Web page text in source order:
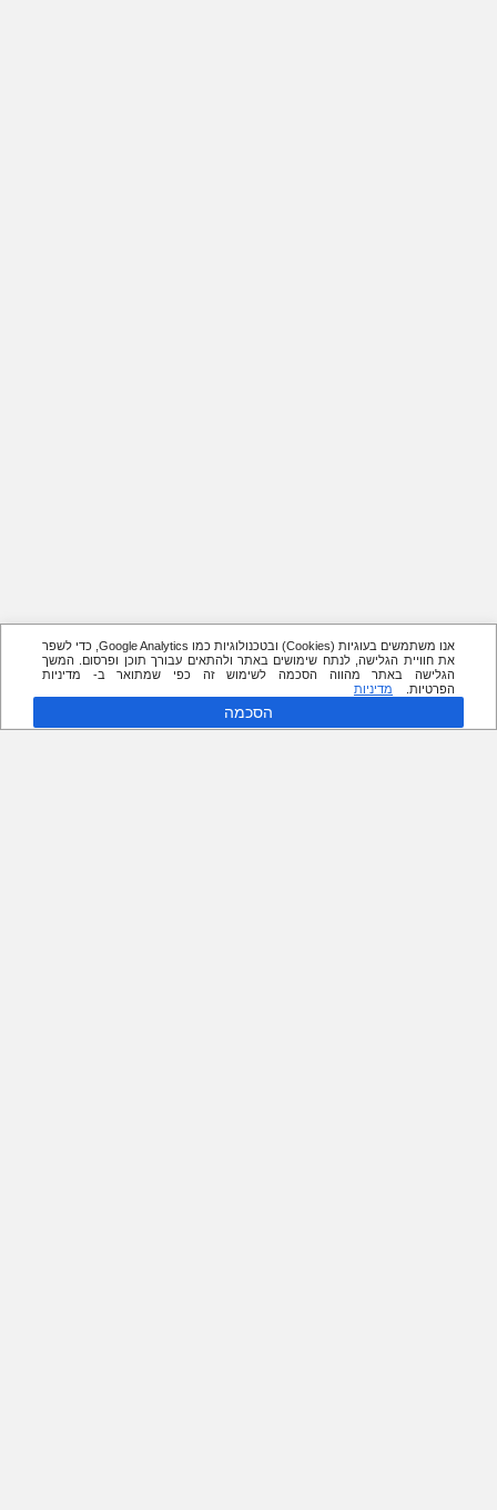
אנו משתמשים בעוגיות (Cookies) ובטכנולוגיות כמו Google Analytics, כדי לשפר
את חוויית הגלישה, לנתח שימושים באתר ולהתאים עבורך תוכן ופרסום. המשך
הגלישה באתר מהווה הסכמה לשימוש זה כפי שמתואר ב- מדיניות
הפרטיות.
מדיניות
הסכמה